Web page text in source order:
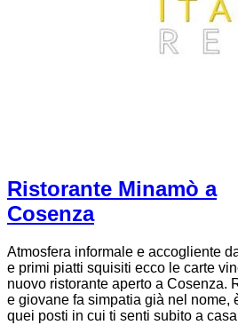
Ristorante Minamò a
Cosenza
Atmosfera informale e accogliente
e primi piatti squisiti ecco le carte
nuovo ristorante aperto a Cosenza.
e giovane fa simpatia già nel nome,
quei posti in cui ti senti subito a